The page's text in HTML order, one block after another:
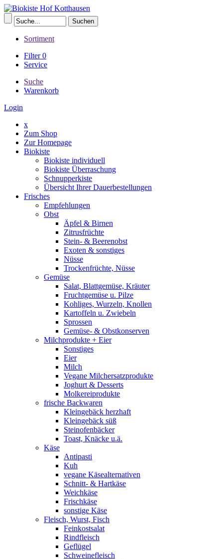
Sortiment
Filter0
Service
Suche
Warenkorb
Login
x
Zum Shop
Zur Homepage
Biokiste
Biokiste individuell
Biokiste Überraschung
Schnupperkiste
Übersicht Ihrer Dauerbestellungen
Frisches
Empfehlungen
Obst
Äpfel & Birnen
Zitrusfrüchte
Stein- & Beerenobst
Exoten & sonstiges
Nüsse
Trockenfrüchte, Nüsse
Gemüse
Salat, Blattgemüse, Kräuter
Fruchtgemüse u. Pilze
Kohliges, Wurzeln, Knollen
Kartoffeln u. Zwiebeln
Sprossen
Gemüse- & Obstkonserven
Milchprodukte + Eier
Sonstiges
Eier
Milch
Vegane Milchersatzprodukte
Joghurt & Desserts
Molkereiprodukte
frische Backwaren
Kleingebäck herzhaft
Kleingebäck süß
Steinofenbäcker
Toast, Knäcke u.ä.
Käse
Antipasti
Kuh
vegane Käsealternativen
Schnitt- & Hartkäse
Weichkäse
Frischkäse
sonstige Käse
Fleisch, Wurst, Fisch
Feinkostsalat
Rindfleisch
Geflügel
Schweinefleisch